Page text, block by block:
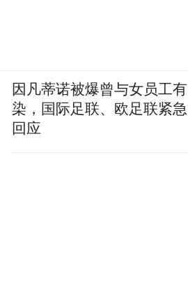
因凡蒂诺被爆曾与女员工有
染，国际足联、欧足联紧急
回应